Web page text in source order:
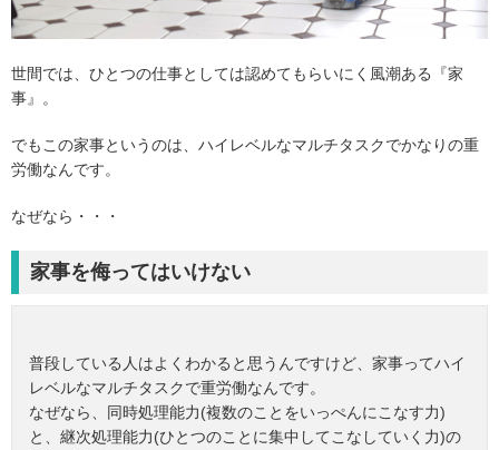
世間では、ひとつの仕事としては認めてもらいにく風潮ある『家
事』。
でもこの家事というのは、ハイレベルなマルチタスクでかなりの重
労働なんです。
なぜなら・・・
家事を侮ってはいけない
普段している人はよくわかると思うんですけど、家事ってハイ
レベルなマルチタスクで重労働なんです。
なぜなら、同時処理能力(複数のことをいっぺんにこなす力)
と、継次処理能力(ひとつのことに集中してこなしていく力)の